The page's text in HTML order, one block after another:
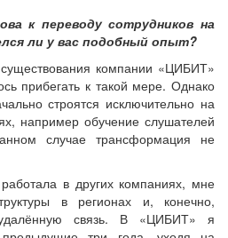
к переводу сотрудников на
ли у вас подобный опыт?
компании «ЦИБИТ»
прибегать к такой мере. Однако
строятся исключительно на
например обучение слушателей
случае трансформация не
в других компаниях, мне
в регионах и, конечно,
связь. В «ЦИБИТ» я